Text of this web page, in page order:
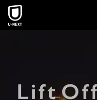
本文へスキップ